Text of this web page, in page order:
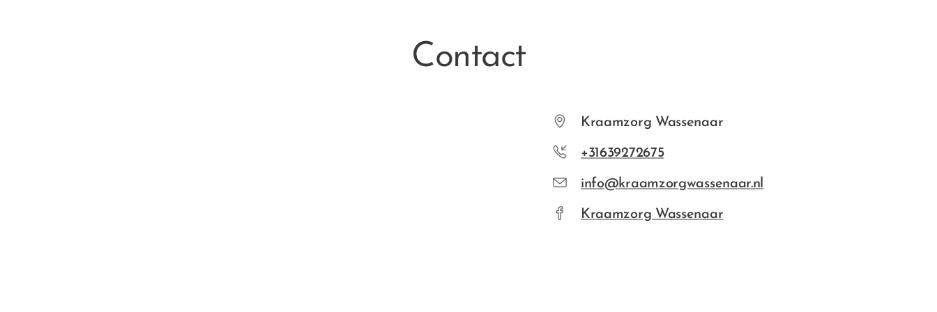
Contact
Kraamzorg Wassenaar
+31639272675
info@kraamzorgwassenaar.nl
Kraamzorg Wassenaar